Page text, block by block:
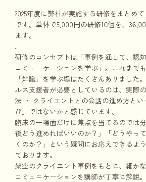
2025年度に弊社が実施する研修をまとめ
です。単体で5,000円の研修10個を、
ます。
.
研修のコンセプトは「事例を通して、認
コミュニケーションを学ぶ」。これまで
「知識」を学ぶ場はたくさんありました
ルス支援者が必要としているのは、実際
法 ・ クライエントとの会話の進め方と
び」ではないかと感じています。
臨床の一場面だけに焦点を当てるのでは
後どう進めればいいのか？」「どうやっ
くのか？」という疑問にお応えできるよ
ております。
架空のクライエント事例をもとに、細か
コミュニケーションを講師が丁寧に解説